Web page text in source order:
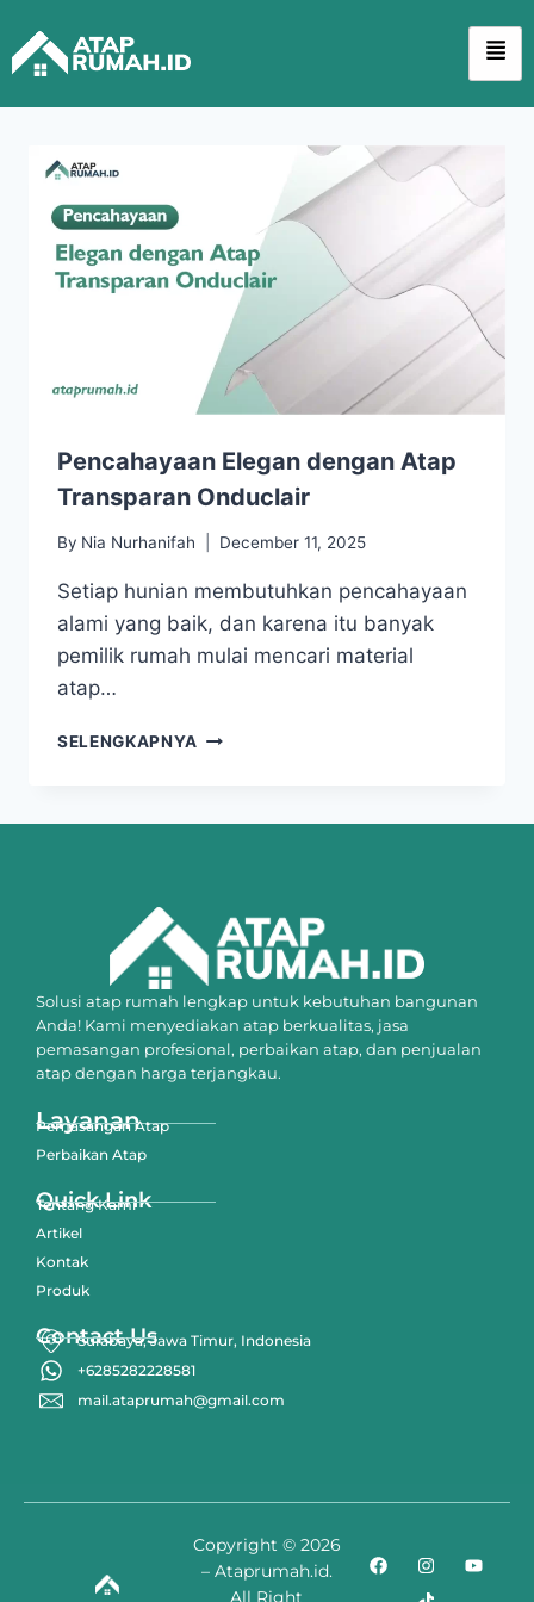
Pencahayaan Elegan dengan Atap
Transparan Onduclair
By Nia Nurhanifah December 11, 2025
Setiap hunian membutuhkan pencahayaan
alami yang baik, dan karena itu banyak
pemilik rumah mulai mencari material
atap…
SELENGKAPNYA
Solusi atap rumah lengkap untuk kebutuhan bangunan
Anda! Kami menyediakan atap berkualitas, jasa
pemasangan profesional, perbaikan atap, dan penjualan
atap dengan harga terjangkau.
Layanan
Pemasangan Atap
Perbaikan Atap
Quick Link
Tentang Kami
Artikel
Kontak
Produk
Contact Us
Surabaya, Jawa Timur, Indonesia
+6285282228581
mail.ataprumah@gmail.com
Copyright © 2026
– Ataprumah.id.
All Right